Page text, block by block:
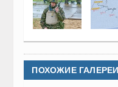
ПОХОЖИЕ ГАЛЕРЕИ